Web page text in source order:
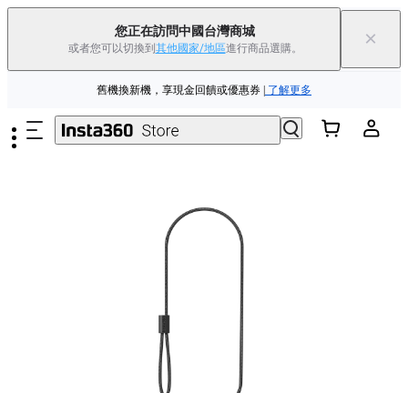
您正在訪問中國台灣商城
或者您可以切換到 其他國家/地區進行商品選購。 ×
Insta360 Luna Ultra |現已上市| 免運費
舊機換新機，享現金回饋或優惠券 了解更多
88父親節優惠 | 精選商品低至 立即選購